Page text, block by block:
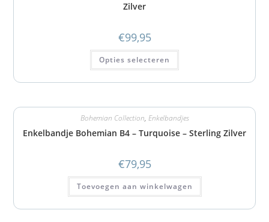
Zilver
€99,95
Opties selecteren
Bohemian Collection, Enkelbandjes
Enkelbandje Bohemian B4 – Turquoise – Sterling Zilver
€79,95
Toevoegen aan winkelwagen